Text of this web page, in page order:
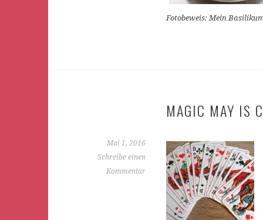
Fotobeweis: Mein
MAGIC MAY IS
Mai 1, 2016
Schreibe einen
Kommentar